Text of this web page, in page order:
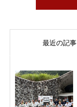
最近の記事